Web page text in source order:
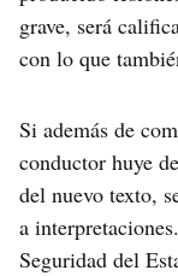
grave, será
con lo que
Si además de
conductor huye
del nuevo texto,
a
Seguridad del